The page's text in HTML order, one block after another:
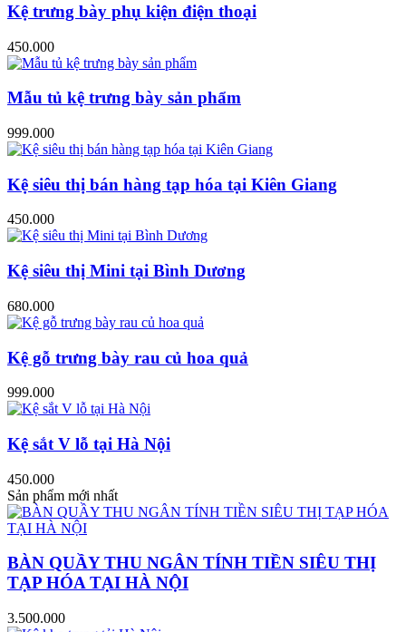
Kệ trưng bày phụ kiện điện thoại
450.000
Mẫu tủ kệ trưng bày sản phẩm
999.000
Kệ siêu thị bán hàng tạp hóa tại Kiên Giang
450.000
Kệ siêu thị Mini tại Bình Dương
680.000
Kệ gỗ trưng bày rau củ hoa quả
999.000
Kệ sắt V lỗ tại Hà Nội
450.000
Sản phẩm mới nhất
BÀN QUẦY THU NGÂN TÍNH TIỀN SIÊU THỊ
TẠP HÓA TẠI HÀ NỘI
3.500.000